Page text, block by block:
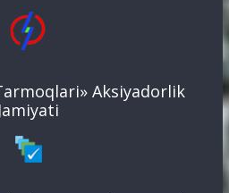
Aksiyadorlik
Jamiyati